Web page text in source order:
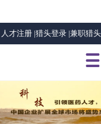
人才注册 |猎头登录 |兼职猎头
